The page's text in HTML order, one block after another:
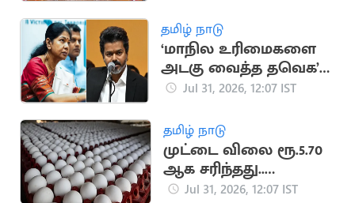
தமிழ் நாடு
‘மாநில உரிமைகளை
அடகு வைத்த தவெக’..
கனிமொழி காட்டம்
Jul 31, 2026, 12:07 IST
தமிழ் நாடு
முட்டை விலை ரூ.5.70
ஆக சரிந்தது..
மக்களுக்கு நிம்மதி
Jul 31, 2026, 12:07 IST